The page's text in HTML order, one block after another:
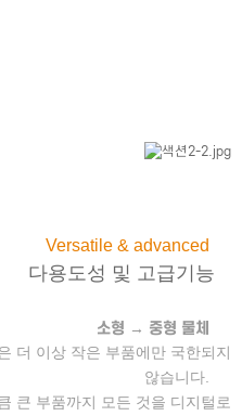
Versatile & advanced
다용도성 및 고급기능
소형 → 중형 물체
더 이상 작은 부품에만 국한되지
않습니다.
큰 부품까지 모든 것을 디지털로